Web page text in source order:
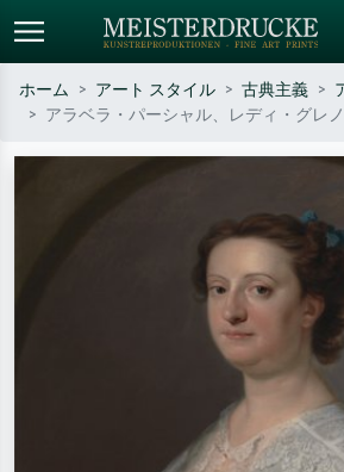
シーン
緑の草
油絵、
ホーム アート スタイル 古典主義
アラベラ・パーシャル、レディ・グレ